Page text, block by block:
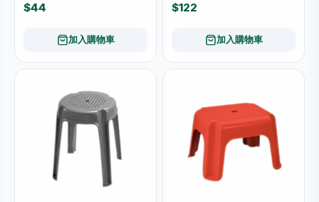
$44
加入購物車
$122
加入購物車